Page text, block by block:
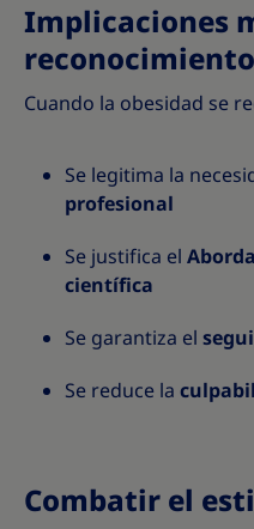
Implicaciones
reconocimiento
Cuando la obesidad se
Se legitima la
profesional
Se justifica el
científica
Se garantiza el
Se reduce la
Combatir el